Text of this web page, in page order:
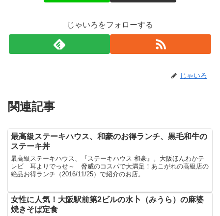
じゃいろをフォローする
じゃいろ
関連記事
最高級ステーキハウス、和豪のお得ランチ、黒毛和牛の
ステーキ丼
最高級ステーキハウス、『ステーキハウス 和豪』。大阪ほんわかテ
レビ 耳よりでっせ～ 脅威のコスパで大満足！あこがれの高級店の
絶品お得ランチ（2016/11/25）で紹介のお店。
女性に人気！大阪駅前第2ビルの水卜（みうら）の麻婆
焼きそば定食